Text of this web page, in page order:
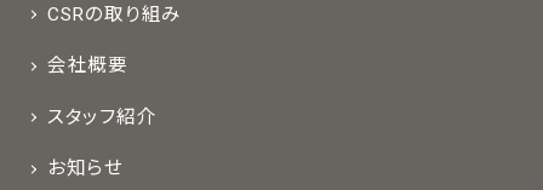
CSRの取り組み
会社概要
スタッフ紹介
お知らせ